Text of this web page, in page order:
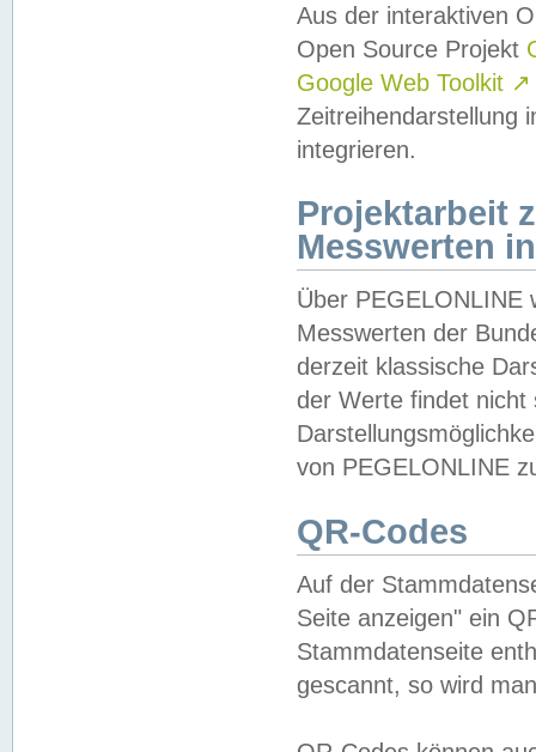
Aus der interaktiven
Open Source Projekt
Google Web Toolkit ↗
Zeitreihendarstellung
integrieren.
Projektarbeit
Messwerten
Über PEGELONLINE
Messwerten der
derzeit klassische
der Werte findet
von PEGELONLINE
QR-Codes
Auf der
Seite anzeigen" ein
Stammdatenseite
gescannt, so wird